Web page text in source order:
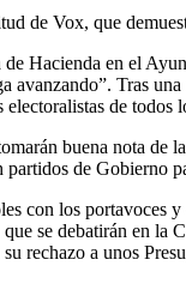
de Vox, que
Hacienda en el
avanzando”. Tras
de
buena nota de
de Gobierno
con los portavoces
se debatirán en
rechazo a unos